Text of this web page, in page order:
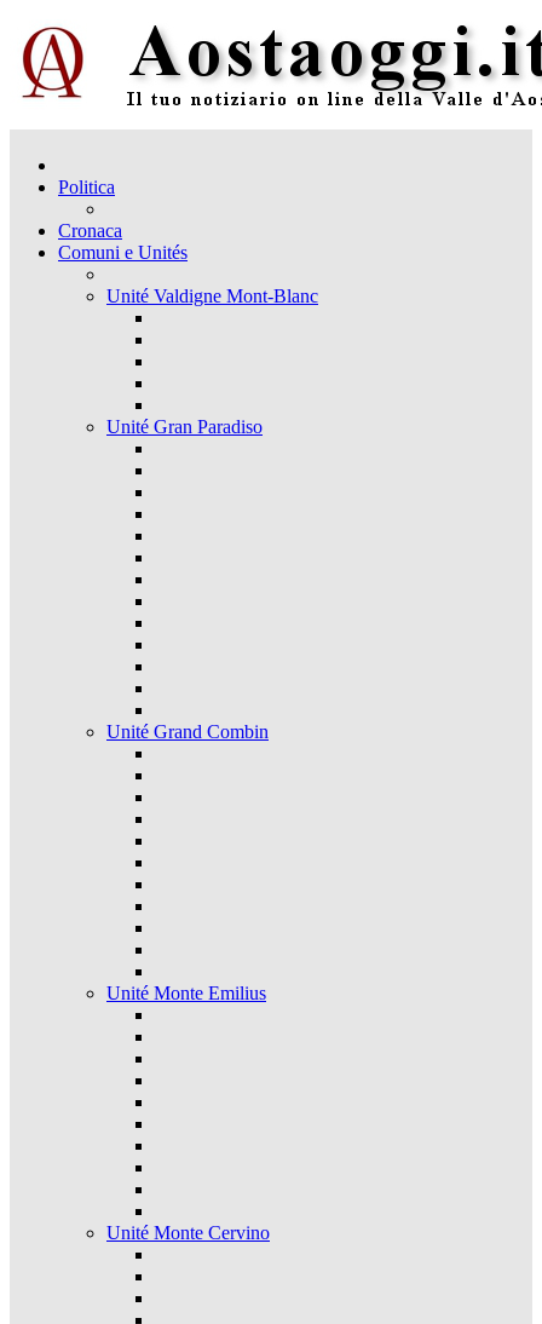
Politica
Cronaca
Comuni e Unités
Unité Valdigne Mont-Blanc
Unité Gran Paradiso
Unité Grand Combin
Unité Monte Emilius
Unité Monte Cervino